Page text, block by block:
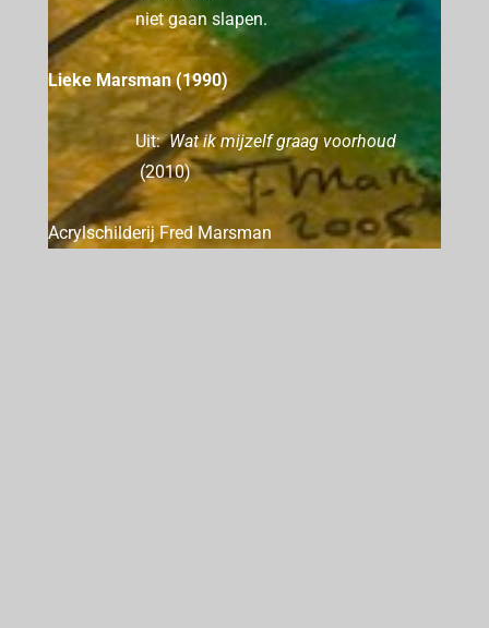
niet gaan slapen.
Lieke Marsman (1990)
Uit:Wat ik mijzelf graag voorhoud
(2010)
Acrylschilderij Fred Marsman